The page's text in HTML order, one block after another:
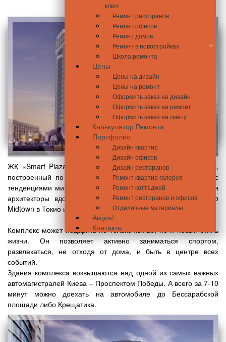
ключ
Ремонт ресторанов
Ремонт офисов
Ремонт домов
Ремонт в новостройках
Школа ремонта
Цены
Цены на дизайн
Цены на ремонт
Оформить заказ на дизайн
Оформить заказ на ремонт
Оформить заказ на смету
Калькулятор Ремонта
Портфолио
Дизайн квартир
Дизайн офисов
Дизайн ресторанов
Ремонт квартир галерея
Ремонт коттеджей
Ремонт ресторанов и офисов
Отделочные материалы
Акция!
Контакты
ЖК «Smart Plaza» – это современный жилищный комплекс,
построенный по новейшим технологиям и в соответствии с
тенденциями мировой архитектуры. При создании новостроя
архитекторы вдохновлялись такими шедеврами, как Tokyo
Midtown в Токио и Zorlu в Стамбуле.
Комплекс может подарить не только жилье, но и новый стиль
жизни. Он позволяет активно заниматься спортом,
развлекаться, не отходя от дома, и быть в центре всех
событий.
Здания комплекса возвышаются над одной из самых важных
автомагистралей Киева – Проспектом Победы. А всего за 7-10
минут можно доехать на автомобиле до Бессарабской
площади либо Крещатика.